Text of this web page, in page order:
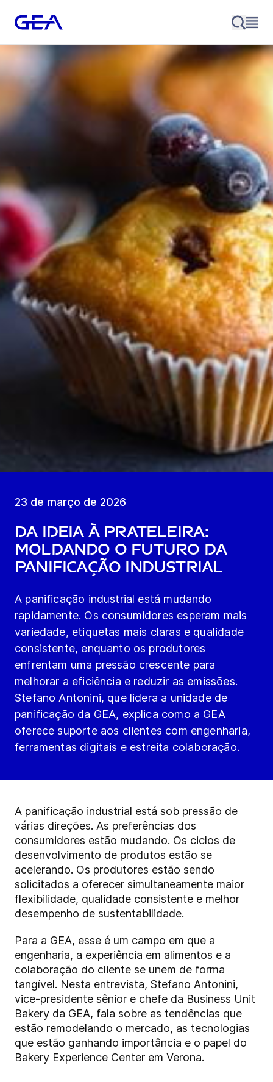
23 de março de 2026
Da ideia à prateleira:
Moldando o futuro da
panificação industrial
A panificação industrial está mudando
rapidamente. Os consumidores esperam mais
variedade, etiquetas mais claras e qualidade
consistente, enquanto os produtores
enfrentam uma pressão crescente para
melhorar a eficiência e reduzir as emissões.
Stefano Antonini, que lidera a unidade de
panificação da GEA, explica como a GEA
oferece suporte aos clientes com engenharia,
ferramentas digitais e estreita colaboração.
A panificação industrial está sob pressão de
várias direções. As preferências dos
consumidores estão mudando. Os ciclos de
desenvolvimento de produtos estão se
acelerando. Os produtores estão sendo
solicitados a oferecer simultaneamente maior
flexibilidade, qualidade consistente e melhor
desempenho de sustentabilidade.
Para a GEA, esse é um campo em que a
engenharia, a experiência em alimentos e a
colaboração do cliente se unem de forma
tangível. Nesta entrevista, Stefano Antonini,
vice-presidente sênior e chefe da Business Unit
Bakery da GEA, fala sobre as tendências que
estão remodelando o mercado, as tecnologias
que estão ganhando importância e o papel do
Bakery Experience Center em Verona.